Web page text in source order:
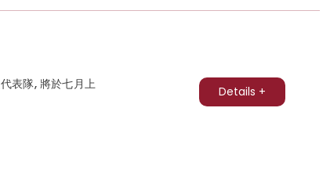
表隊, 將於七月上
Details +